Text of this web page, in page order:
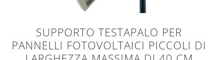
SUPPORTO TESTAPALO PER
PANNELLI FOTOVOLTAICI PICCOLI DI